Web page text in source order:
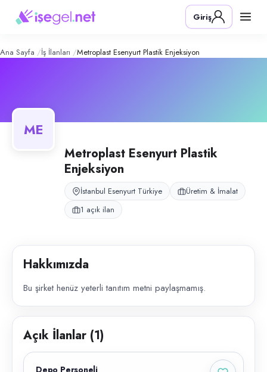
Esenyurt Plastik
Konum:
Esenyurt'ta bulunan plastik enjeksiyon fabrikası.
Giriş
Ana Sayfa İş İlanları Metroplast Esenyurt Plastik Enjeksiyon
ME
Metroplast Esenyurt Plastik
Enjeksiyon
İstanbul Esenyurt Türkiye
Üretim & İmalat
1 açık ilan
Hakkımızda
Bu şirket henüz yeterli tanıtım metni paylaşmamış.
Açık İlanlar (1)
Depo Personeli